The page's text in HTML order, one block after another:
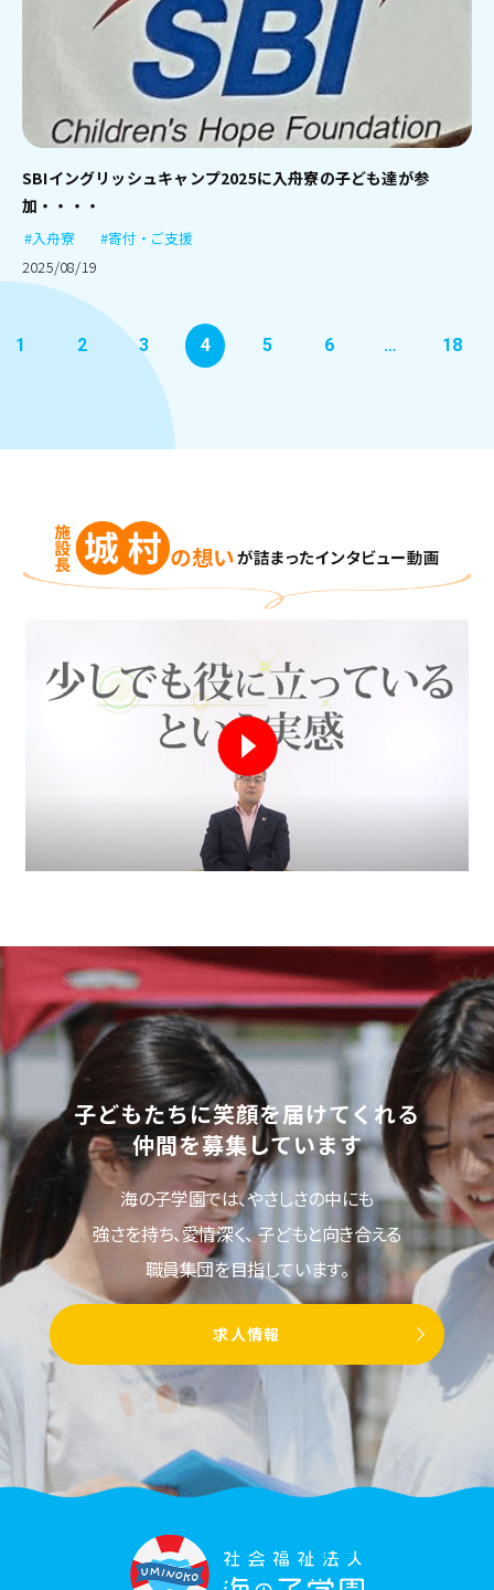
SBIイングリッシュキャンプ2025に入舟寮の子ども達が参
加・・・・
#入舟寮
#寄付・ご支援
2025/08/19
1 2 3 4 5 6 … 18
子どもたちに笑顔を届けてくれる
仲間を募集しています
海の子学園では、やさしさの中にも
強さを持ち、愛情深く、子どもと向き合える
職員集団を目指しています。
求人情報